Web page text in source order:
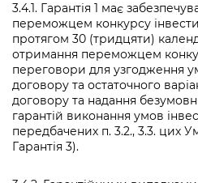
3.4.1. Гарантія 1 має
переможцем конкурсу
протягом 30 (тридцяти)
отримання переможцем
переговори для узгодження
договору та остаточного
договору та надання
гарантій виконання умов
передбачених п. 3.2., 3.3. цих
Гарантія 3).